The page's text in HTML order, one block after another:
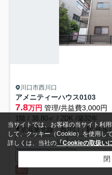
川口市西川口
アメニティーハウス0103
7.8万円 管理/共益費3,000円
1階 / 38.80㎡ / 2DK /築32年
京浜東北線「西川口」駅 徒歩
バス・トイレ別 室内洗濯機置
当サイトでは、お客様の当サイト利
して、クッキー（Cookie）を使用し
詳しくは、当社の 「Cookieの取扱い